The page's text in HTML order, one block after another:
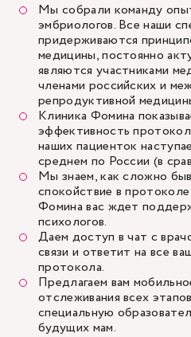
Мы собрали команду
эмбриологов. Все наши
придерживаются
медицины, постоянно
являются участниками
членами российских и
репродуктивной
Клиника Фомина
эффективность
наших пациенток
среднем по России (в
Мы знаем, как сложно
спокойствие в
Фомина вас ждет
психологов.
Даем доступ в чат с
связи и ответит на все
протокола.
Предлагаем вам
отслеживания всех
специальную
будущих мам.